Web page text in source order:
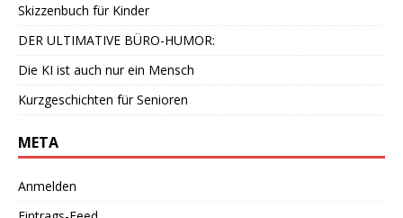
Skizzenbuch für Kinder
DER ULTIMATIVE BÜRO-HUMOR:
Die KI ist auch nur ein Mensch
Kurzgeschichten für Senioren
META
Anmelden